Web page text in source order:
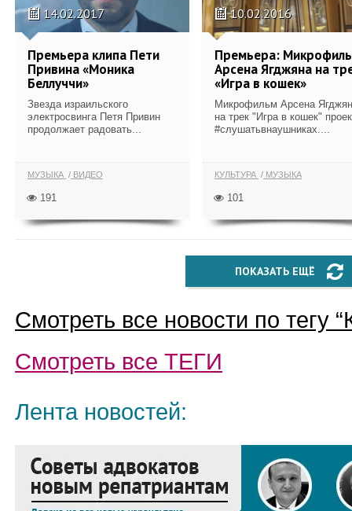
14.02.2017
Премьера клипа Пети
Привина «Моника
Беллуччи»
Звезда израильского
электросвинга Петя Привин
продолжает радовать...
МУЗЫКА ВИДЕО
191
10.02.2016
Премьера:
Арсена Ягджяна на
«Игра в кошек»
Микрофильм Арсена
на трек "Игра в кошек"
#слушатьвнаушниках....
КУЛЬТУРА МУЗЫКА
101
ПОКАЗАТЬ ЕЩЁ
Смотреть все новости по тегу “
Смотреть все ТЕГИ
Лента новостей: